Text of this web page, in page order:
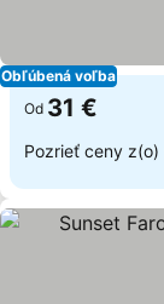
Obľúbená voľba
Od 31 €
Pozrieť ceny z(o)